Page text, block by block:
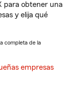
para obtener una
y elija qué
completa de la
empresas